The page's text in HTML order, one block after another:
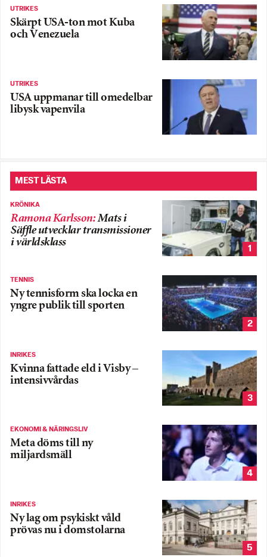
UTRIKES
Skärpt USA-ton mot Kuba
och Venezuela
UTRIKES
USA uppmanar till omedelbar
libysk vapenvila
MEST LÄSTA
KRÖNIKA
Ramona Karlsson:Mats i
Säffle utvecklar transmissioner
i världsklass
1
TENNIS
Ny tennisform ska locka en
yngre publik till sporten
2
INRIKES
Kvinna fattade eld i Visby –
intensivvårdas
3
EKONOMI & NÄRINGSLIV
Meta döms till ny
miljardsmäll
4
INRIKES
Ny lag om psykiskt våld
prövas nu i domstolarna
5